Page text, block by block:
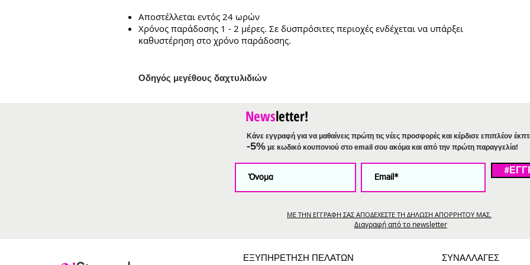
Αποστέλλεται εντός 24 ωρών
Χρόνος παράδοσης 1 - 2 μέρες. Σε δυσπρόσιτες περιοχές ενδέχεται να υπάρξει
καθυστέρηση στο χρόνο παράδοσης.
Οδηγός μεγέθους δαχτυλιδιών
Newsletter!
Κάνε εγγραφή για να μαθαίνεις πρώτη τις νέες προσφορές και κέρδισε επιπλέον
-5% με κωδικό κουπονιού στο email σου ακόμα και από την πρώτη παραγγελία!
ΜΕ ΤΗΝ ΕΓΓΡΑΦΗ ΣΑΣ ΑΠΟΔΕΧΕΣΤΕ ΤΗ ΔΗΛΩΣΗ ΑΠΟΡΡΗΤΟΥ ΜΑΣ.
Διαγραφή από το newsletter
ΕΞΥΠΗΡΕΤΗΣΗ ΠΕΛΑΤΩΝ ΣΥΝΑΛΛΑΓΕΣ